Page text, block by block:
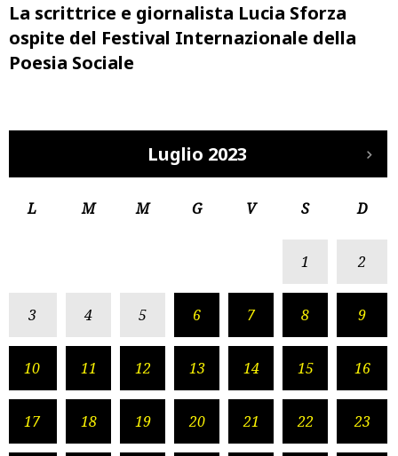
La scrittrice e giornalista Lucia Sforza
ospite del Festival Internazionale della
Poesia Sociale
Luglio 2023
L M M G V S D
1 2
3 4 5 6 7 8 9
10 11 12 13 14 15 16
17 18 19 20 21 22 23